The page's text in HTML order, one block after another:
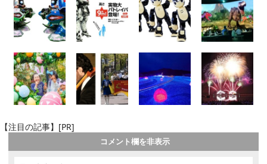
【注目の記事】[PR]
コメント欄を非表示